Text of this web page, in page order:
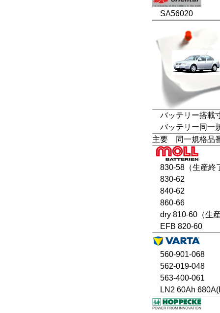
SA56020
バッテリー搭載
バッテリー同一
主要 同一規格品
830-58（生産終
830-62
840-62
860-66
dry 810-60（生
EFB 820-60
560-901-068
562-019-048
563-400-061
LN2 60Ah